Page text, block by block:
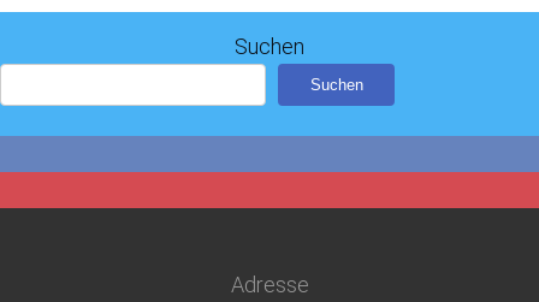
Suchen
Suchen
Adresse